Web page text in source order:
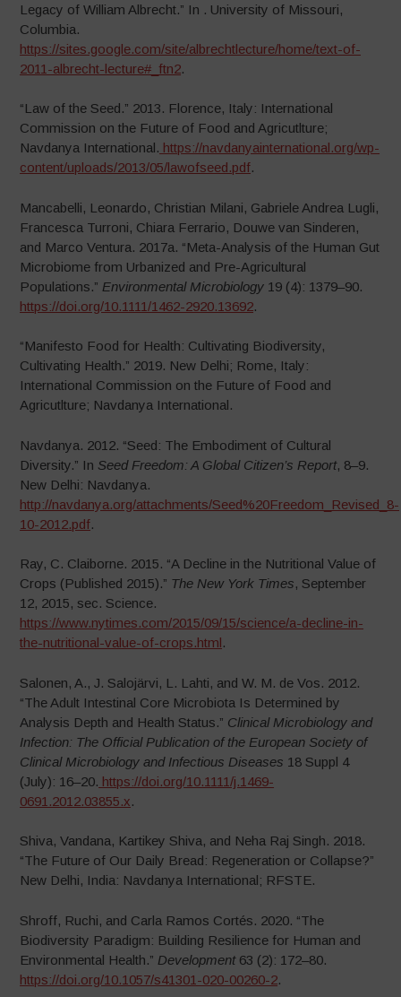
Legacy of William Albrecht.” In . University of Missouri,
Columbia.
https://sites.google.com/site/albrechtlecture/home/text-of-
2011-albrecht-lecture#_ftn2.
“Law of the Seed.” 2013. Florence, Italy: International
Commission on the Future of Food and Agricutlture;
Navdanya International. https://navdanyainternational.org/wp-
content/uploads/2013/05/lawofseed.pdf.
Mancabelli, Leonardo, Christian Milani, Gabriele Andrea Lugli,
Francesca Turroni, Chiara Ferrario, Douwe van Sinderen,
and Marco Ventura. 2017a. “Meta-Analysis of the Human Gut
Microbiome from Urbanized and Pre-Agricultural
Populations.” Environmental Microbiology 19 (4): 1379–90.
https://doi.org/10.1111/1462-2920.13692.
“Manifesto Food for Health: Cultivating Biodiversity,
Cultivating Health.” 2019. New Delhi; Rome, Italy:
International Commission on the Future of Food and
Agricutlture; Navdanya International.
Navdanya. 2012. “Seed: The Embodiment of Cultural
Diversity.” In Seed Freedom: A Global Citizen’s Report, 8–9.
New Delhi: Navdanya.
http://navdanya.org/attachments/Seed%20Freedom_Revised_8-
10-2012.pdf.
Ray, C. Claiborne. 2015. “A Decline in the Nutritional Value of
Crops (Published 2015).” The New York Times, September
12, 2015, sec. Science.
https://www.nytimes.com/2015/09/15/science/a-decline-in-
the-nutritional-value-of-crops.html.
Salonen, A., J. Salojärvi, L. Lahti, and W. M. de Vos. 2012.
“The Adult Intestinal Core Microbiota Is Determined by
Analysis Depth and Health Status.” Clinical Microbiology and
Infection: The Official Publication of the European Society of
Clinical Microbiology and Infectious Diseases 18 Suppl 4
(July): 16–20. https://doi.org/10.1111/j.1469-
0691.2012.03855.x.
Shiva, Vandana, Kartikey Shiva, and Neha Raj Singh. 2018.
“The Future of Our Daily Bread: Regeneration or Collapse?”
New Delhi, India: Navdanya International; RFSTE.
Shroff, Ruchi, and Carla Ramos Cortés. 2020. “The
Biodiversity Paradigm: Building Resilience for Human and
Environmental Health.” Development63 (2): 172–80.
https://doi.org/10.1057/s41301-020-00260-2.